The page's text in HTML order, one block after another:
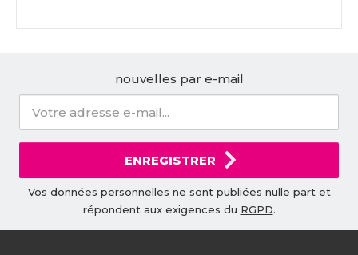
nouvelles par e-mail
ENREGISTRER
Vos données personnelles ne sont publiées nulle part et
répondent aux exigences du RGPD.